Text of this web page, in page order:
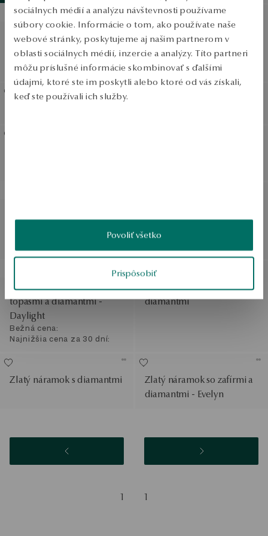
sociálnych médií a analýzu návštevnosti používame
súbory cookie. Informácie o tom, ako používate naše
webové stránky, poskytujeme aj našim partnerom v
oblasti sociálnych médií, inzercie a analýzy. Títo partneri
môžu príslušné informácie skombinovať s ďalšími
údajmi, ktoré ste im poskytli alebo ktoré od vás získali,
keď ste používali ich služby.
Povoliť všetko
Prispôsobiť
SALE
Zlatý tenisový náramok s
tsavoritmi
Bežná cena:
Najnižšia cena za 30 dní:
Zlatý tenisový náramok s
čiernymi diamantmi -
Midnight
zafírmi a diamantmi
diamantmi
Bežná cena:
Náramok z bieleho zlata s
topásmi a diamantmi -
Daylight
Bežná cena:
Najnižšia cena za 30 dní:
Zlatý tenisový náramok s
diamantmi
Zlatý náramok s diamantmi
Zlatý náramok so zafírmi a
diamantmi - Evelyn
1 1